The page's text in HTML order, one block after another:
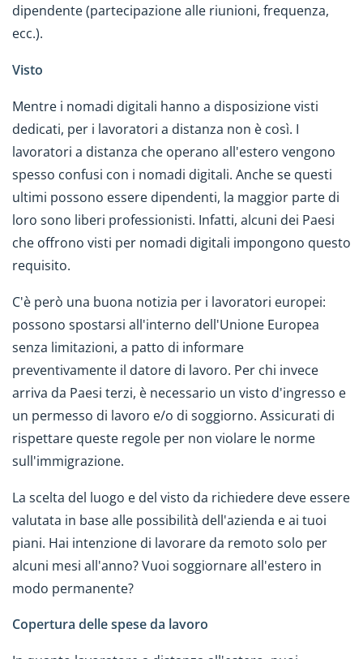
dipendente (partecipazione alle riunioni, frequenza,
ecc.).
Visto
Mentre i nomadi digitali hanno a disposizione visti
dedicati, per i lavoratori a distanza non è così. I
lavoratori a distanza che operano all'estero vengono
spesso confusi con i nomadi digitali. Anche se questi
ultimi possono essere dipendenti, la maggior parte di
loro sono liberi professionisti. Infatti, alcuni dei Paesi
che offrono visti per nomadi digitali impongono questo
requisito.
C'è però una buona notizia per i lavoratori europei:
possono spostarsi all'interno dell'Unione Europea
senza limitazioni, a patto di informare
preventivamente il datore di lavoro. Per chi invece
arriva da Paesi terzi, è necessario un visto d'ingresso e
un permesso di lavoro e/o di soggiorno. Assicurati di
rispettare queste regole per non violare le norme
sull'immigrazione.
La scelta del luogo e del visto da richiedere deve essere
valutata in base alle possibilità dell'azienda e ai tuoi
piani. Hai intenzione di lavorare da remoto solo per
alcuni mesi all'anno? Vuoi soggiornare all'estero in
modo permanente?
Copertura delle spese da lavoro